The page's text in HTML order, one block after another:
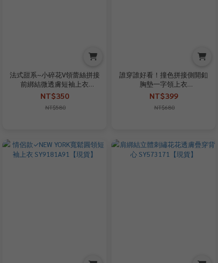
法式甜系~小碎花V領蕾絲拼接
前綁結微透膚短袖上衣
SY311251
NT$350
NT$580
誰穿誰好看！撞色拼接側開釦
胸墊一字領上衣
SY2658A91【現+預】
NT$399
NT$680